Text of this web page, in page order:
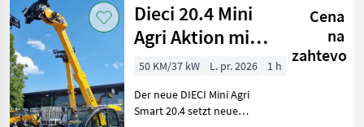
Dieci 20.4 Mini
Agri Aktion mit
Österreichpaket
Cena
na
zahtevo
50 KM/37 kW L. pr. 2026
1 h
Der neue DIECI Mini Agri
Smart 20.4 setzt neue